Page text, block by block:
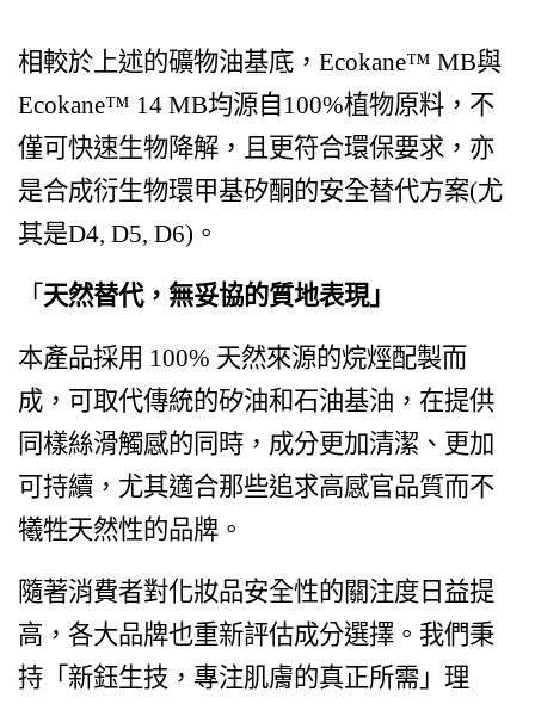
相較於上述的礦物油基底，Ecokane™ MB與
Ecokane™ 14 MB均源自100%植物原料，不
僅可快速生物降解，且更符合環保要求，亦
是合成衍生物環甲基矽酮的安全替代方案(尤
其是D4, D5, D6)。
「 天然替代，無妥協的質地表現」
本產品採用 100% 天然來源的烷烴配製而
成，可取代傳統的矽油和石油基油，在提供
同樣絲滑觸感的同時，成分更加清潔、更加
可持續，尤其適合那些追求高感官品質而不
犧牲天然性的品牌。
隨著消費者對化妝品安全性的關注度日益提
高，各大品牌也重新評估成分選擇。我們秉
持「新鈺生技，專注肌膚的真正所需」理